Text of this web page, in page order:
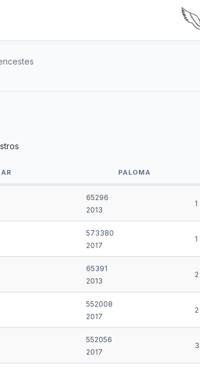
PALOMA
65296
2013
1
573380
2017
1
65391
2013
2
552008
2017
2
552056
2017
3